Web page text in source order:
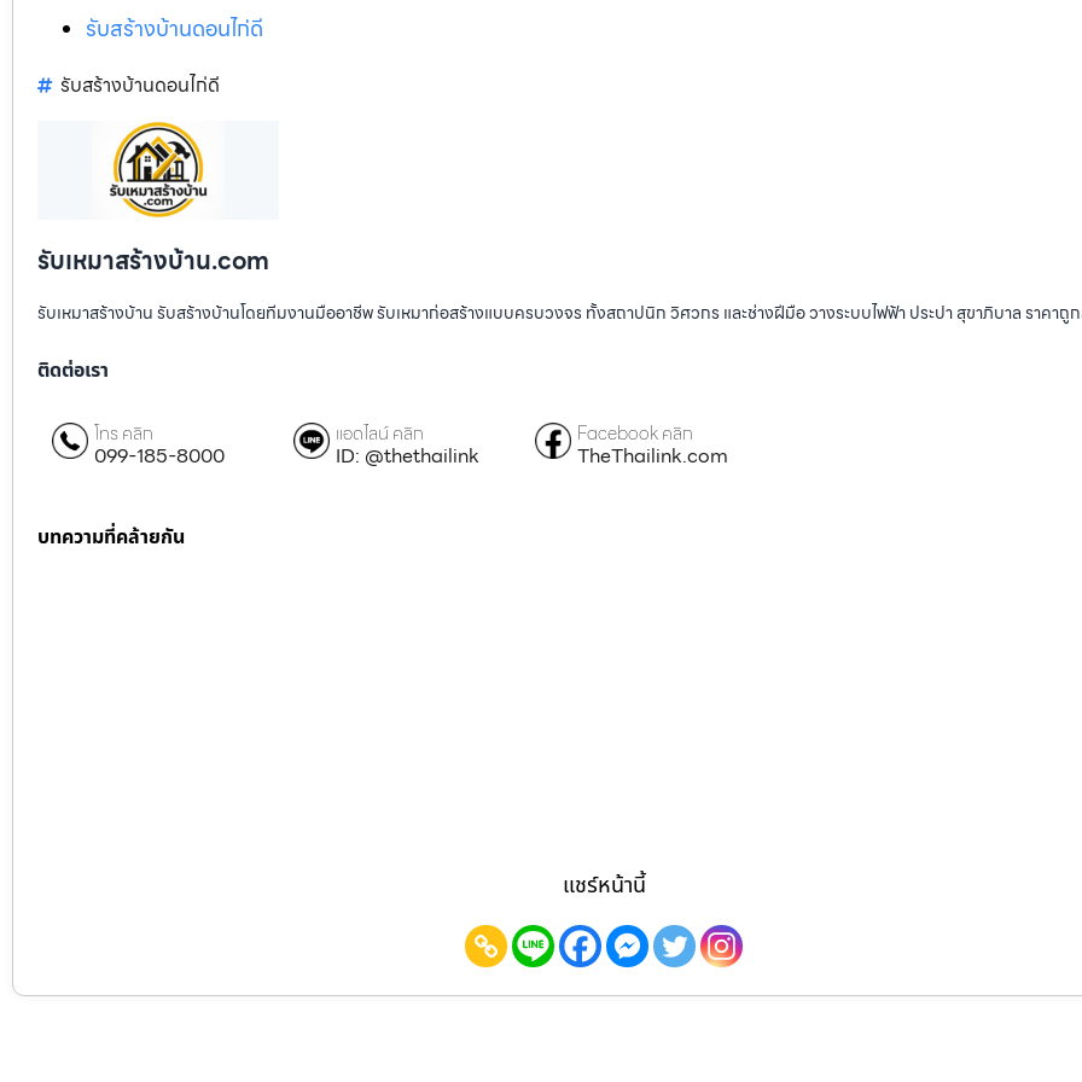
รับสร้างบ้านดอนไก่ดี
รับสร้างบ้านดอนไก่ดี
รับเหมาสร้างบ้าน.com
รับเหมาสร้างบ้าน รับสร้างบ้านโดยทีมงานมืออาชีพ รับเหมาก่อสร้างแบบครบวงจร ทั้งสถาปนิก วิศวกร และช่างฝีมือ วางระบบไฟฟ้า ประปา สุขาภิบาล ราคาถู
ติดต่อเรา
โทร คลิก
099-185-8000
แอดไลน์ คลิก
ID: @thethailink
Facebook คลิก
TheThailink.com
บทความที่คล้ายกัน
แชร์หน้านี้